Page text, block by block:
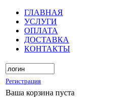
ГЛАВНАЯ
УСЛУГИ
ОПЛАТА
ДОСТАВКА
КОНТАКТЫ
Регистрация
Ваша корзина пуста